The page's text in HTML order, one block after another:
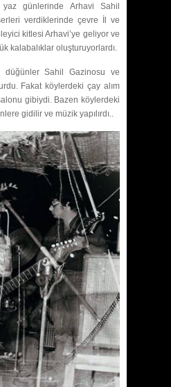
yaz günlerinde Arhavi Sahil
verdiklerinde çevre İl ve
kitlesi Arhavi’ye geliyor ve
kalabalıklar oluşturuyorlardı.
düğünler Sahil Gazinosu ve
Fakat köylerdeki çay alım
gibiydi. Bazen köylerdeki
gidilir ve müzik yapılırdı..